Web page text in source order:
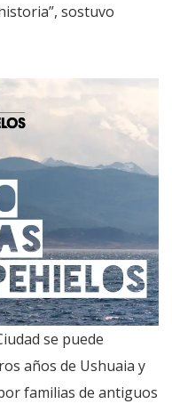
sostuvo
se puede
años de Ushuaia y
familias de antiguos